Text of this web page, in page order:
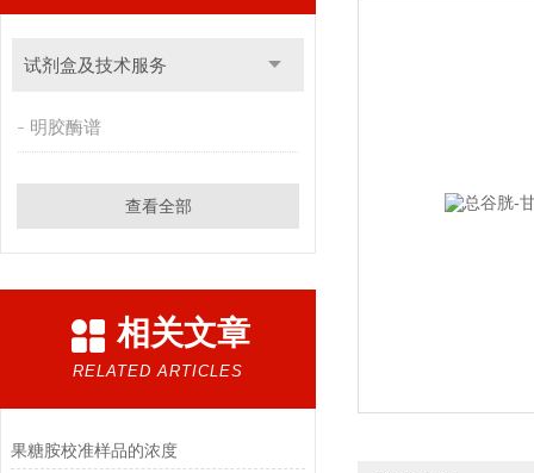
试剂盒及技术服务
明胶酶谱
查看全部
相关文章
RELATED ARTICLES
果糖胺校准样品的浓度